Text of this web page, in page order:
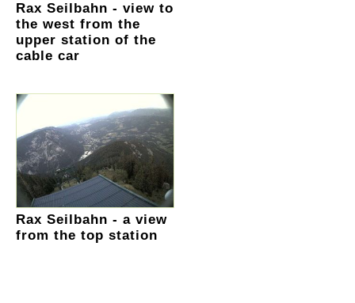
Rax Seilbahn - view to
the west from the
upper station of the
cable car
Rax Seilbahn - a view
from the top station